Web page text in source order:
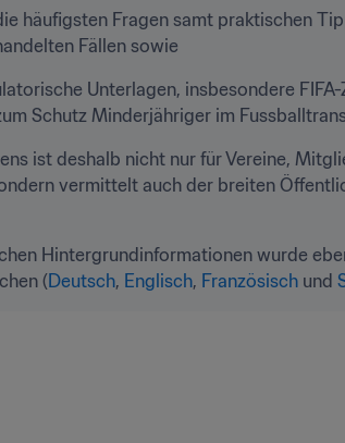
häufigsten Fragen samt praktischen
Fällen sowie
Unterlagen, insbesondere
Schutz Minderjähriger im
ist deshalb nicht nur für Vereine,
vermittelt auch der breiten
Hintergrundinformationen wurde
(Deutsch, Englisch, Französisch und